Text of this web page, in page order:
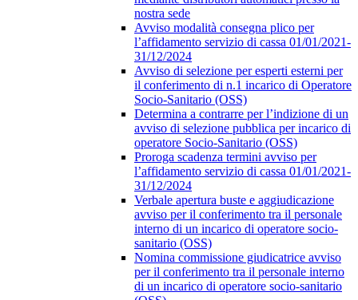
nostra sede
Avviso modalità consegna plico per
l’affidamento servizio di cassa 01/01/2021-
31/12/2024
Avviso di selezione per esperti esterni per
il conferimento di n.1 incarico di Operatore
Socio-Sanitario (OSS)
Determina a contrarre per l’indizione di un
avviso di selezione pubblica per incarico di
operatore Socio-Sanitario (OSS)
Proroga scadenza termini avviso per
l’affidamento servizio di cassa 01/01/2021-
31/12/2024
Verbale apertura buste e aggiudicazione
avviso per il conferimento tra il personale
interno di un incarico di operatore socio-
sanitario (OSS)
Nomina commissione giudicatrice avviso
per il conferimento tra il personale interno
di un incarico di operatore socio-sanitario